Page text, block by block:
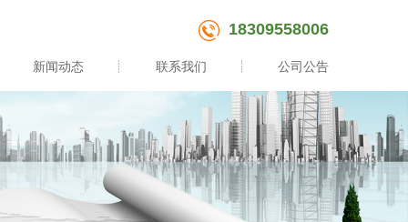
18309558006
新闻动态
联系我们 公司公告